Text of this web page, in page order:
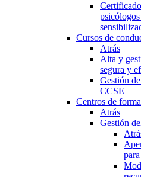
Cursos de
Atrás
Alta y
segura y
Gestión
CCSE
Centros de
Atrás
Gestión